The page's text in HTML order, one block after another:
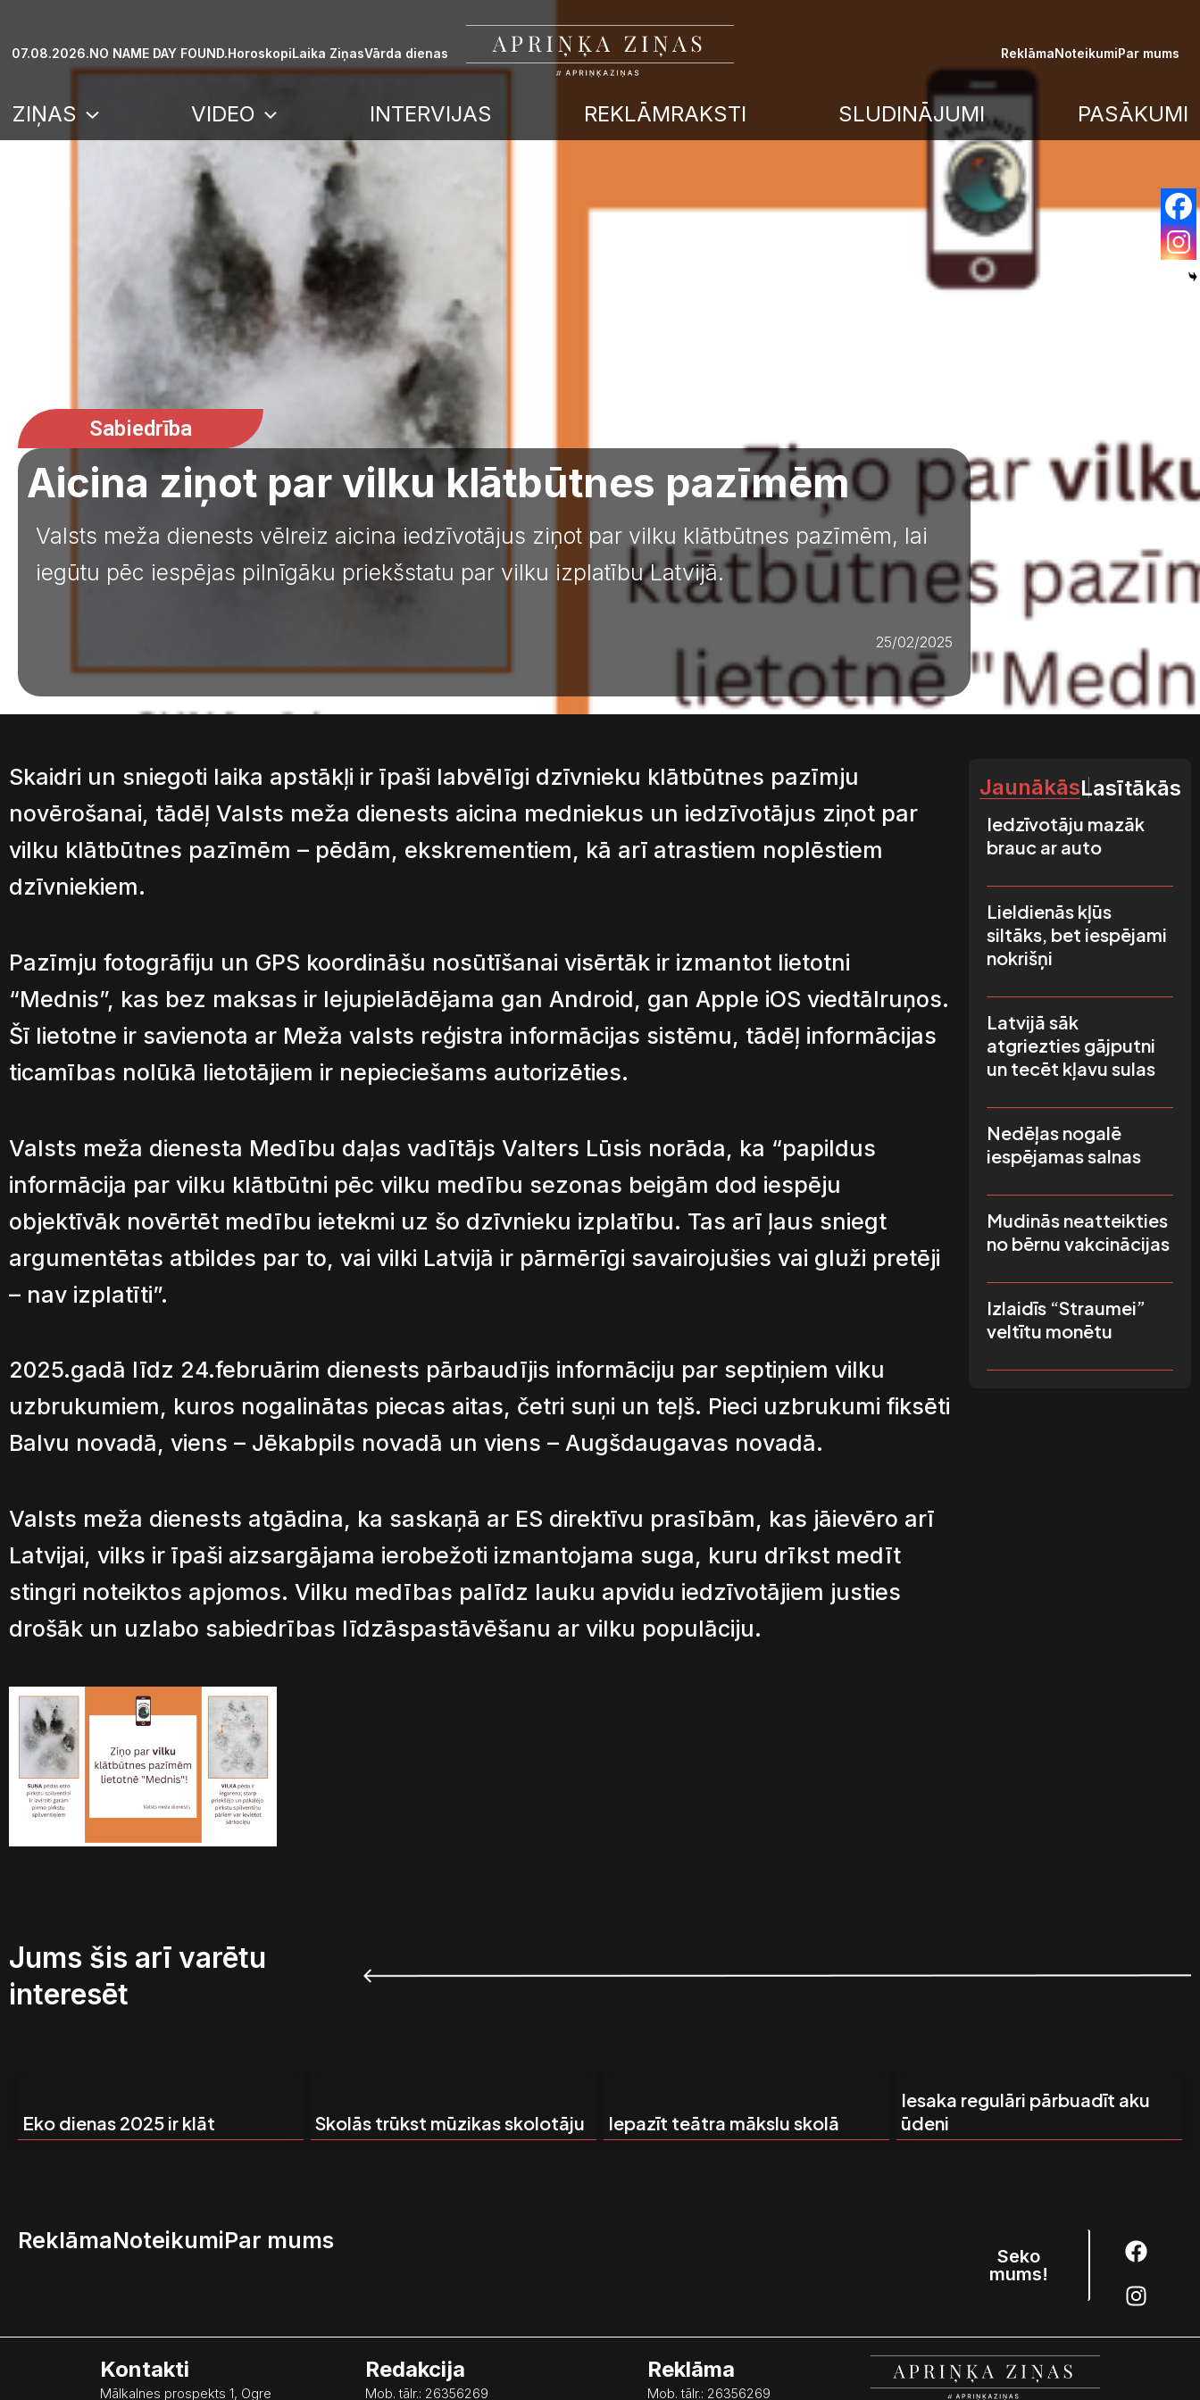
content
07.08.2026.NO NAME DAY FOUND.HoroskopiLaika ZiņasVārda dienas ReklāmaNoteikumiPar mums
ZIŅAS VIDEO INTERVIJAS REKLĀMRAKSTI SLUDINĀJUMI PASĀKUMI
Sabiedrība
Aicina ziņot par vilku klātbūtnes pazīmēm
Valsts meža dienests vēlreiz aicina iedzīvotājus ziņot par vilku klātbūtnes pazīmēm, lai
iegūtu pēc iespējas pilnīgāku priekšstatu par vilku izplatību Latvijā.
25/02/2025
Skaidri un sniegoti laika apstākļi ir īpaši labvēlīgi dzīvnieku klātbūtnes pazīmju
novērošanai, tādēļ Valsts meža dienests aicina medniekus un iedzīvotājus ziņot par
vilku klātbūtnes pazīmēm – pēdām, ekskrementiem, kā arī atrastiem noplēstiem
dzīvniekiem.
Pazīmju fotogrāfiju un GPS koordināšu nosūtīšanai visērtāk ir izmantot lietotni
“Mednis”, kas bez maksas ir lejupielādējama gan Android, gan Apple iOS viedtālruņos.
Šī lietotne ir savienota ar Meža valsts reģistra informācijas sistēmu, tādēļ informācijas
ticamības nolūkā lietotājiem ir nepieciešams autorizēties.
Valsts meža dienesta Medību daļas vadītājs Valters Lūsis norāda, ka “papildus
informācija par vilku klātbūtni pēc vilku medību sezonas beigām dod iespēju
objektīvāk novērtēt medību ietekmi uz šo dzīvnieku izplatību. Tas arī ļaus sniegt
argumentētas atbildes par to, vai vilki Latvijā ir pārmērīgi savairojušies vai gluži pretēji
– nav izplatīti”.
2025.gadā līdz 24.februārim dienests pārbaudījis informāciju par septiņiem vilku
uzbrukumiem, kuros nogalinātas piecas aitas, četri suņi un teļš. Pieci uzbrukumi fiksēti
Balvu novadā, viens – Jēkabpils novadā un viens – Augšdaugavas novadā.
Valsts meža dienests atgādina, ka saskaņā ar ES direktīvu prasībām, kas jāievēro arī
Latvijai, vilks ir īpaši aizsargājama ierobežoti izmantojama suga, kuru drīkst medīt
stingri noteiktos apjomos. Vilku medības palīdz lauku apvidu iedzīvotājiem justies
drošāk un uzlabo sabiedrības līdzāspastāvēšanu ar vilku populāciju.
JaunākāsLasītākās
Iedzīvotāju mazāk
brauc ar auto
Lieldienās kļūs
siltāks, bet iespējami
nokrišņi
Latvijā sāk
atgriezties gājputni
un tecēt kļavu sulas
Nedēļas nogalē
iespējamas salnas
Mudinās neatteikties
no bērnu vakcinācijas
Izlaidīs “Straumei”
veltītu monētu
Jums šis arī varētu
interesēt
Eko dienas 2025 ir klāt Skolās trūkst mūzikas skolotāju Iepazīt teātra mākslu skolā
Iesaka regulāri pārbuadīt aku
ūdeni
ReklāmaNoteikumiPar mums
Seko
mums!
F
a
c
e
I
n
s
t
Kontakti
Mālkalnes prospekts 1, Ogre
Redakcija
Mob. tālr.: 26356269
Reklāma
Mob. tālr.: 26356269